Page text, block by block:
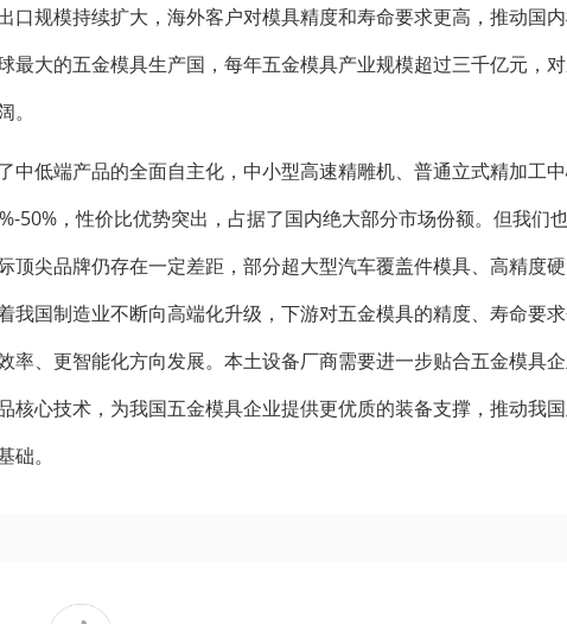
规模持续扩大，海外客户对模具精度和寿命要求更高，推动国
大的五金模具生产国，每年五金模具产业规模超过三千亿元，
低端产品的全面自主化，中小型高速精雕机、普通立式精加工
50%，性价比优势突出，占据了国内绝大部分市场份额。但我们
尖品牌仍存在一定差距，部分超大型汽车覆盖件模具、高精度
国制造业不断向高端化升级，下游对五金模具的精度、寿命要
、更智能化方向发展。本土设备厂商需要进一步贴合五金模具
心技术，为我国五金模具企业提供更优质的装备支撑，推动我
。